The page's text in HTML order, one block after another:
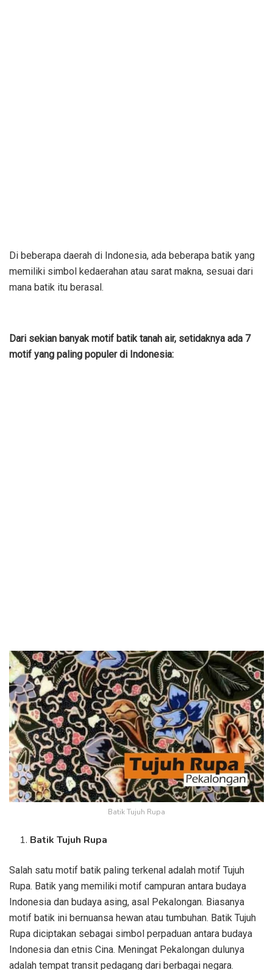
Di beberapa daerah di Indonesia, ada beberapa batik yang
memiliki simbol kedaerahan atau sarat makna, sesuai dari
mana batik itu berasal.
Dari sekian banyak motif batik tanah air, setidaknya ada 7
motif yang paling populer di Indonesia:
Batik Tujuh Rupa
Batik Tujuh Rupa
Salah satu motif batik paling terkenal adalah motif Tujuh
Rupa. Batik yang memiliki motif campuran antara budaya
Indonesia dan budaya asing, asal Pekalongan. Biasanya
motif batik ini bernuansa hewan atau tumbuhan. Batik Tujuh
Rupa diciptakan sebagai simbol perpaduan antara budaya
Indonesia dan etnis Cina. Meningat Pekalongan dulunya
adalah tempat transit pedagang dari berbagai negara.